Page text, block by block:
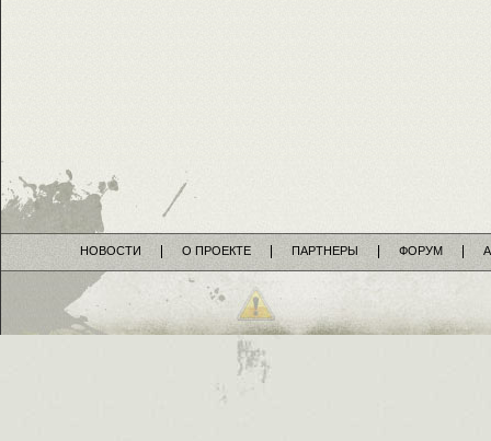
НОВОСТИ О ПРОЕКТЕ ПАРТНЕРЫ ФОРУМ